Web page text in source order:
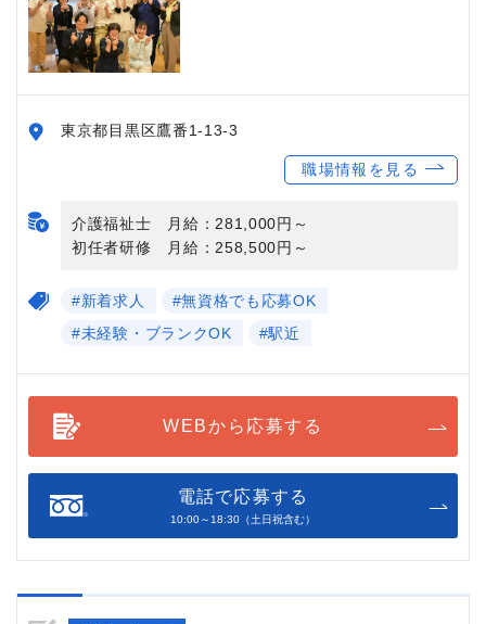
東京都目黒区鷹番1-13-3
職場情報を見る
介護福祉士 月給：281,000円～
初任者研修 月給：258,500円～
#新着求人
#無資格でも応募OK
#未経験・ブランクOK
#駅近
WEBから応募する
電話で応募する
10:00～18:30（土日祝含む）